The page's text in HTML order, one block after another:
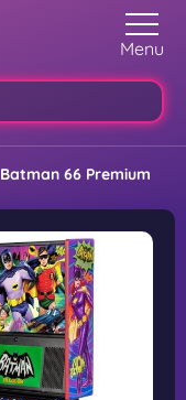
Menu
Batman 66 Premium